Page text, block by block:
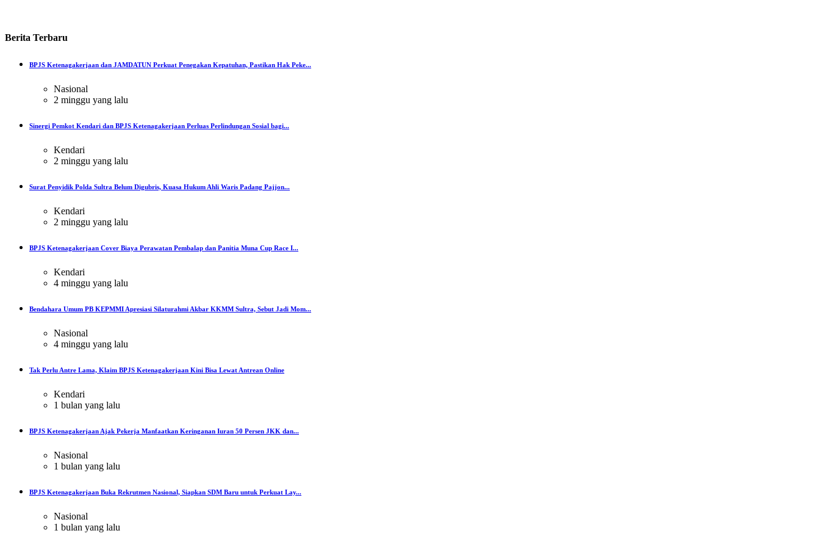
Berita Terbaru
BPJS Ketenagakerjaan dan JAMDATUN Perkuat Penegakan Kepatuhan, Pastikan Hak Peke...
Nasional
2 minggu yang lalu
Sinergi Pemkot Kendari dan BPJS Ketenagakerjaan Perluas Perlindungan Sosial bagi...
Kendari
2 minggu yang lalu
Surat Penyidik Polda Sultra Belum Digubris, Kuasa Hukum Ahli Waris Padang Pajjon...
Kendari
2 minggu yang lalu
BPJS Ketenagakerjaan Cover Biaya Perawatan Pembalap dan Panitia Muna Cup Race I...
Kendari
4 minggu yang lalu
Bendahara Umum PB KEPMMI Apresiasi Silaturahmi Akbar KKMM Sultra, Sebut Jadi Mom...
Nasional
4 minggu yang lalu
Tak Perlu Antre Lama, Klaim BPJS Ketenagakerjaan Kini Bisa Lewat Antrean Online
Kendari
1 bulan yang lalu
BPJS Ketenagakerjaan Ajak Pekerja Manfaatkan Keringanan Iuran 50 Persen JKK dan...
Nasional
1 bulan yang lalu
BPJS Ketenagakerjaan Buka Rekrutmen Nasional, Siapkan SDM Baru untuk Perkuat Lay...
Nasional
1 bulan yang lalu